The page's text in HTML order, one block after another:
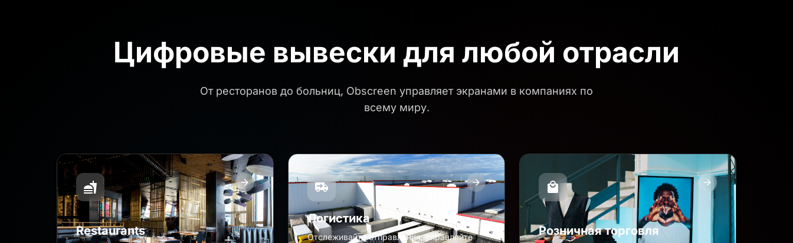
Цифровые вывески для любой отрасли
От ресторанов до больниц, Obscreen управляет экранами в компаниях по
всему миру.
Restaurants
Логистика
Отслеживайте отправления, управляйте
Розничная торговля